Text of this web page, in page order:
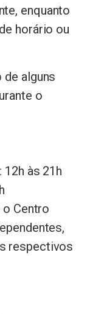
enquanto
horário ou
alguns
o
às 21h
o Centro
respectivos